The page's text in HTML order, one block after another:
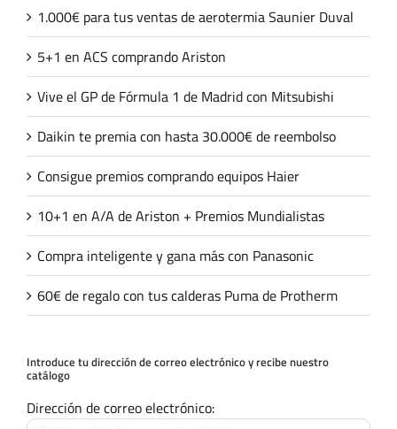
1.000€ para tus ventas de aerotermia Saunier Duval
5+1 en ACS comprando Ariston
Vive el GP de Fórmula 1 de Madrid con Mitsubishi
Daikin te premia con hasta 30.000€ de reembolso
Consigue premios comprando equipos Haier
10+1 en A/A de Ariston + Premios Mundialistas
Compra inteligente y gana más con Panasonic
60€ de regalo con tus calderas Puma de Protherm
Introduce tu dirección de correo electrónico y recibe nuestro
catálogo
Dirección de correo electrónico: